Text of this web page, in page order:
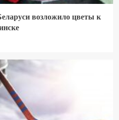
возложило цветы к